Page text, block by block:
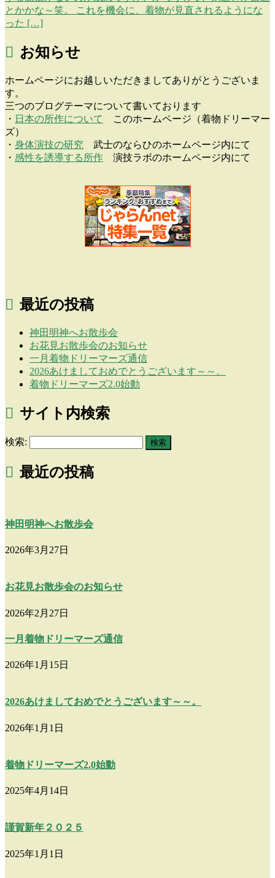
とかかな～笑。 これを機会に、着物が見直されるようにな
った […]
お知らせ
ホームページにお越しいただきましてありがとうございま
す。
三つのブログテーマについて書いております
・ 日本の所作について
このホームページ（着物ドリーマー
ズ）
・ 身体演技の研究 武士のならひのホームページ内にて
・ 感性を誘導する所作 演技ラボのホームページ内にて
最近の投稿
神田明神へお散歩会
お花見お散歩会のお知らせ
一月着物ドリーマーズ通信
2026あけましておめでとうございます～～。
着物ドリーマーズ2.0始動
サイト内検索
検索:
最近の投稿
神田明神へお散歩会
2026年3月27日
お花見お散歩会のお知らせ
2026年2月27日
一月着物ドリーマーズ通信
2026年1月15日
2026あけましておめでとうございます～～。
2026年1月1日
着物ドリーマーズ2.0始動
2025年4月14日
謹賀新年２０２５
2025年1月1日